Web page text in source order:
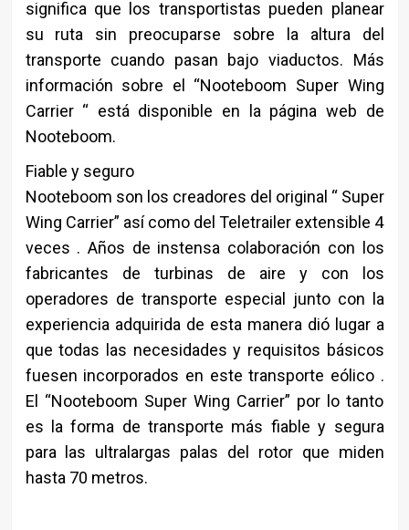
significa que los transportistas pueden planear
su ruta sin preocuparse sobre la altura del
transporte cuando pasan bajo viaductos. Más
información sobre el “Nooteboom Super Wing
Carrier “ está disponible en la página web de
Nooteboom.
Fiable y seguro
Nooteboom son los creadores del original “ Super
Wing Carrier” así como del Teletrailer extensible 4
veces . Años de instensa colaboración con los
fabricantes de turbinas de aire y con los
operadores de transporte especial junto con la
experiencia adquirida de esta manera dió lugar a
que todas las necesidades y requisitos básicos
fuesen incorporados en este transporte eólico .
El “Nooteboom Super Wing Carrier” por lo tanto
es la forma de transporte más fiable y segura
para las ultralargas palas del rotor que miden
hasta 70 metros.